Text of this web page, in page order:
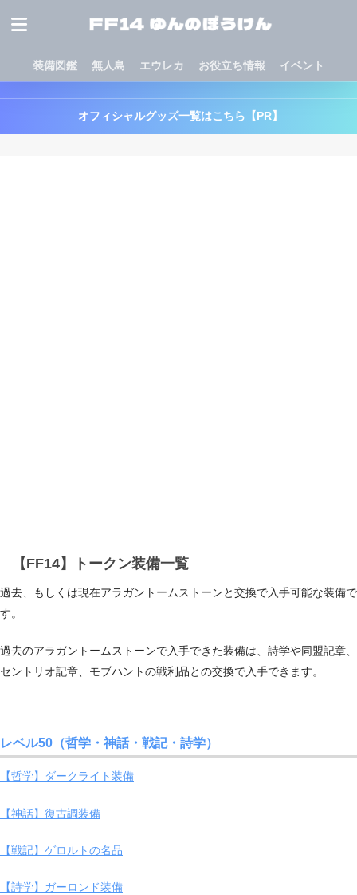
装備図鑑 無人島 エウレカ お役立ち情報 イベント
オフィシャルグッズ一覧はこちら【PR】
【FF14】トークン装備一覧
過去、もしくは現在アラガントームストーンと交換で入手可能な装備で
す。
過去のアラガントームストーンで入手できた装備は、詩学や同盟記章、
セントリオ記章、モブハントの戦利品との交換で入手できます。
レベル50（哲学・神話・戦記・詩学）
【哲学】ダークライト装備
【神話】復古調装備
【戦記】ゲロルトの名品
【詩学】ガーロンド装備